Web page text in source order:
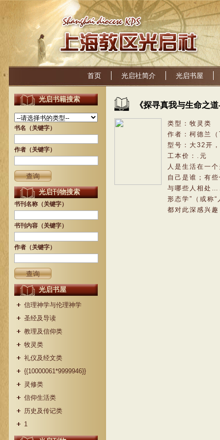
首页 光启社简介 光启书屋
光启书籍搜索
书名（关键字）
作者（关键字）
光启刊物搜索
书刊名称（关键字）
书刊内容（关键字）
作者（关键字）
光启书屋
信理神学与伦理神学
圣经及导读
教理及信仰类
牧灵类
礼仪及经文类
{{10000061*9999946}}
灵修类
信仰生活类
历史及传记类
1
《探寻真我与生命之
类型： 牧灵类
作者： 柯德兰
型号： 大32开
工本价： . 元
人是生活在一
自己是谁；有
与哪些人相处
形态学”（或称
都对此深感兴